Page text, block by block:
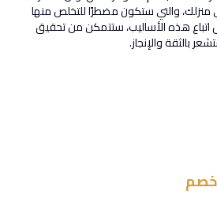
والتي ستكون مضطرًا للتخلص منها
هذه الأساليب، ستتمكن من تحقيق
بالثقة والإنجاز.
خصم